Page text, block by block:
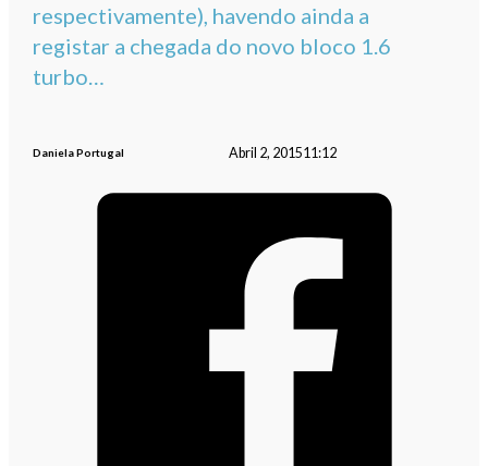
respectivamente), havendo ainda a
registar a chegada do novo bloco 1.6
turbo…
Daniela Portugal Abril 2, 201511:12